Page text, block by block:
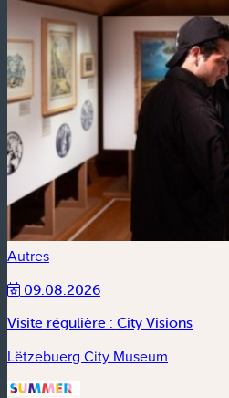
Autres
09.08.2026
Visite régulière : City Visions
Lëtzebuerg City Museum